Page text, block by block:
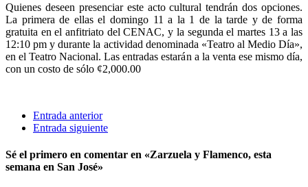
Quienes deseen presenciar este acto cultural tendrán dos opciones.
La primera de ellas el domingo 11 a la 1 de la tarde y de forma
gratuita en el anfitriato del CENAC, y la segunda el martes 13 a las
12:10 pm y durante la actividad denominada «Teatro al Medio Día»,
en el Teatro Nacional. Las entradas estarán a la venta ese mismo día,
con un costo de sólo ¢2,000.00
Entrada anterior
Entrada siguiente
Sé el primero en comentar en «Zarzuela y Flamenco, esta
semana en San José»